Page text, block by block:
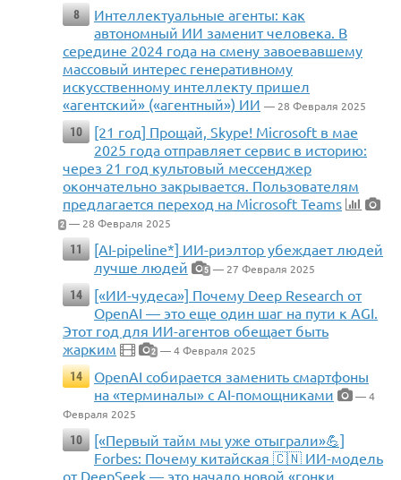
8
Интеллектуальные агенты: как
автономный ИИ заменит человека. В
середине 2024 года на смену завоевавшему
массовый интерес генеративному
искусственному интеллекту пришел
«агентский» («агентный») ИИ — 28 Февраля 2025
10
[21 год] Прощай, Skype! Microsoft в мае
2025 года отправляет сервис в историю:
через 21 год культовый мессенджер
окончательно закрывается. Пользователям
предлагается переход на Microsoft Teams
2 — 28 Февраля 2025
11
[AI-pipeline*] ИИ-риэлтор убеждает людей
лучше людей
5 — 27 Февраля 2025
14
[«ИИ-чудеса»] Почему Deep Research от
OpenAI — это еще один шаг на пути к AGI.
Этот год для ИИ-агентов обещает быть
жарким
2 — 4 Февраля 2025
14
OpenAI собирается заменить смартфоны
на «терминалы» с AI-помощниками
— 4
Февраля 2025
10
[«Первый тайм мы уже отыграли»💪]
Forbes: Почему китайская 🇨🇳 ИИ-модель
от DeepSeek — это начало новой «гонки